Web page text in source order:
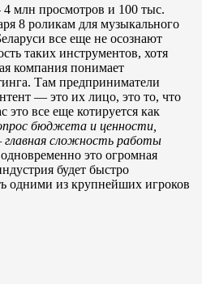
млн просмотров и 100 тыс.
8 роликам для музыкального
все еще не осознают
таких инструментов, хотя
компания понимает
Там предприниматели
— это их лицо, это то, что
это все еще котируется как
бюджета и ценности,
сложность работы
это огромная
будет быстро
одними из крупнейших игроков